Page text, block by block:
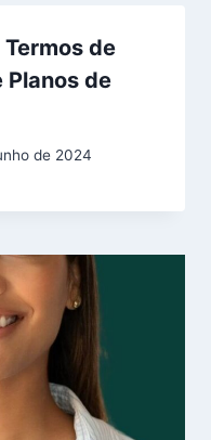
de
Planos de
de 2024